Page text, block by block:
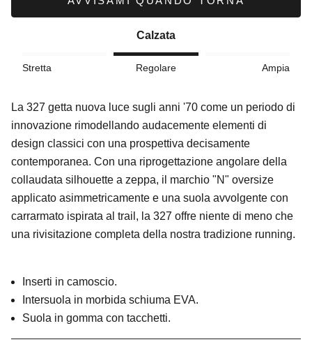
Calzata
Stretta Regolare Ampia
La 327 getta nuova luce sugli anni '70 come un periodo di
innovazione rimodellando audacemente elementi di
design classici con una prospettiva decisamente
contemporanea. Con una riprogettazione angolare della
collaudata silhouette a zeppa, il marchio "N" oversize
applicato asimmetricamente e una suola avvolgente con
carrarmato ispirata al trail, la 327 offre niente di meno che
una rivisitazione completa della nostra tradizione running.
Inserti in camoscio.
Intersuola in morbida schiuma EVA.
Suola in gomma con tacchetti.